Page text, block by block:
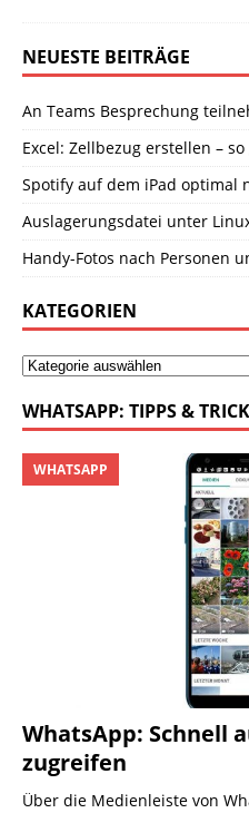
NEUESTE BEITRÄGE
An Teams Besprechung
Excel: Zellbezug erstellen – so
Spotify auf dem iPad optimal
Auslagerungsdatei unter
Handy-Fotos nach Personen
KATEGORIEN
WHATSAPP: TIPPS &
WhatsApp: Schnell
zugreifen
WHATSAPP
Über die Medienleiste von